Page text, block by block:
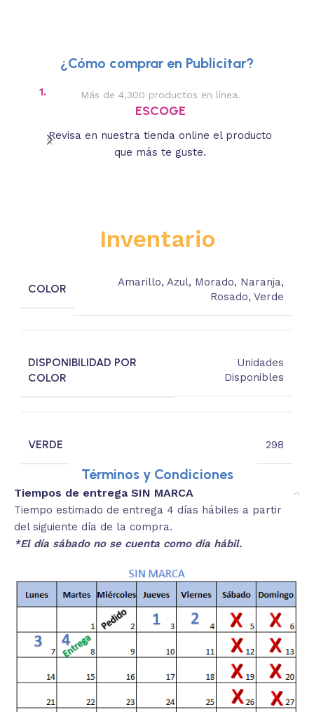
¿Cómo comprar en Publicitar?
1. Más de 4,300 productos en línea.
ESCOGE
Revisa en nuestra tienda online el producto
que más te guste.
Inventario
COLOR
Amarillo, Azul, Morado, Naranja,
Rosado,Verde
DISPONIBILIDAD POR
COLOR
Unidades
Disponibles
VERDE 298
Términos y Condiciones
Tiempos de entrega SIN MARCA
Tiempo estimado de entrega 4 días hábiles a partir
del siguiente día de la compra.
*El día sábado no se cuenta como día hábil.